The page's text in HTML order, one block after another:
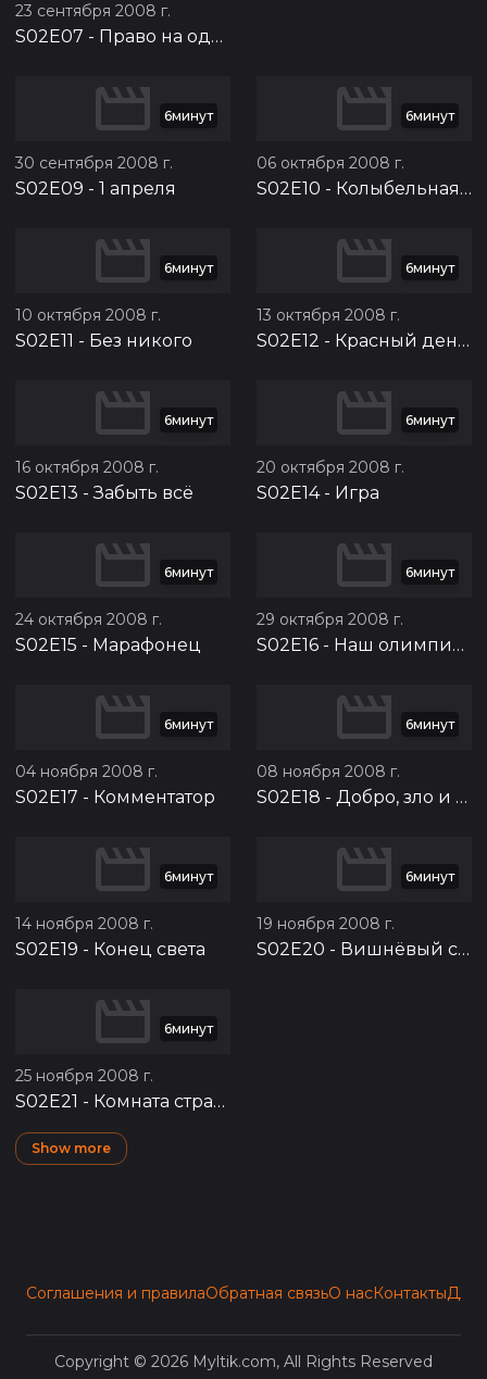
23 сентября 2008 г.
S02E07 - Право на одиночество
6минут
30 сентября 2008 г.
S02E09 - 1 апреля
6минут
06 октября 2008 г.
S02E10 - Колыбельная для Ёжика
6минут
10 октября 2008 г.
S02E11 - Без никого
6минут
13 октября 2008 г.
S02E12 - Красный день календаря
6минут
16 октября 2008 г.
S02E13 - Забыть всё
6минут
20 октября 2008 г.
S02E14- Игра
6минут
24 октября 2008 г.
S02E15 - Марафонец
6минут
29 октября 2008 г.
S02E16 - Наш олимпийский чемпион
6минут
04 ноября 2008 г.
S02E17 - Комментатор
6минут
08 ноября 2008 г.
S02E18 - Добро, зло и девочки
6минут
14 ноября 2008 г.
S02E19 - Конец света
6минут
19 ноября 2008 г.
S02E20 - Вишнёвый сад
6минут
25 ноября 2008 г.
S02E21 - Комната страха
Show more
Соглашения и правилаОбратная связьО насКонтактыДля
Copyright © 2026 Myltik.com, All Rights Reserved